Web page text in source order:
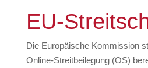
EU-
Die Europäische Kommission
Online-Streitbeilegung (OS)